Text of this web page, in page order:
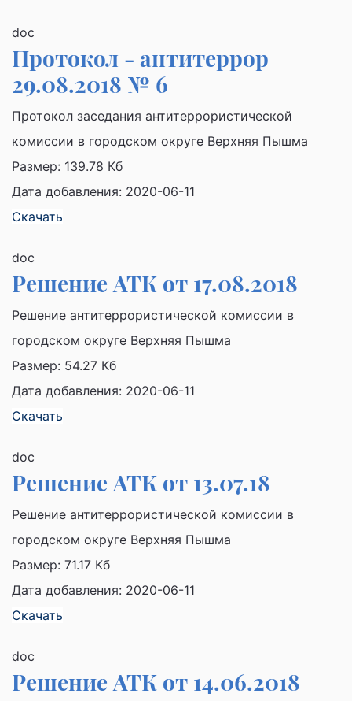
doc
Протокол - антитеррор
29.08.2018 № 6
Протокол заседания антитеррористической
комиссии в городском округе Верхняя Пышма
Размер: 139.78 Кб
Дата добавления: 2020-06-11
Скачать
doc
Решение АТК от 17.08.2018
Решение антитеррористической комиссии в
городском округе Верхняя Пышма
Размер: 54.27 Кб
Дата добавления: 2020-06-11
Скачать
doc
Решение АТК от 13.07.18
Решение антитеррористической комиссии в
городском округе Верхняя Пышма
Размер: 71.17 Кб
Дата добавления: 2020-06-11
Скачать
doc
Решение АТК от 14.06.2018